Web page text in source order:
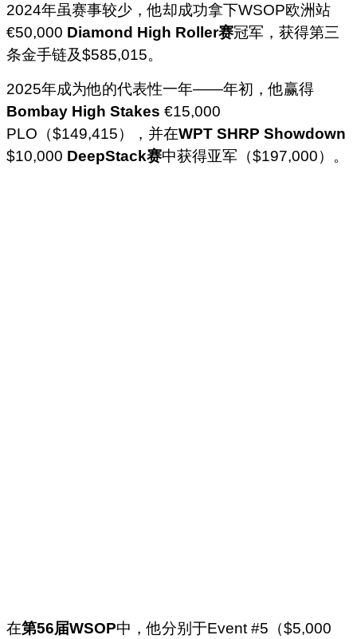
2024年虽赛事较少，他却成功拿下WSOP欧洲站
€50,000 Diamond High Roller赛冠军，获得第三
条金手链及$585,015。
2025年成为他的代表性一年——年初，他赢得
Bombay High Stakes €15,000
PLO（$149,415），并在WPT SHRP Showdown
$10,000 DeepStack赛中获得亚军（$197,000）。
在第56届WSOP中，他分别于Event #5（$5,000